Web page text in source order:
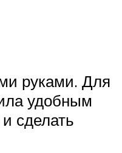
руками. Для
удобным
сделать